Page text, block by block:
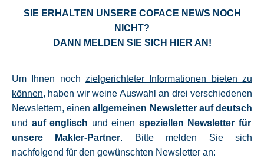
SIE ERHALTEN UNSERE COFACE NEWS NOCH
NICHT?
DANN MELDEN SIE SICH HIER AN!
Um Ihnen noch zielgerichteter Informationen bieten zu
können, haben wir weine Auswahl an drei verschiedenen
Newslettern, einenallgemeinen Newsletter auf deutsch
und auf englisch und einen speziellen Newsletter für
unsere Makler-Partner. Bitte melden Sie sich
nachfolgend für den gewünschten Newsletter an: